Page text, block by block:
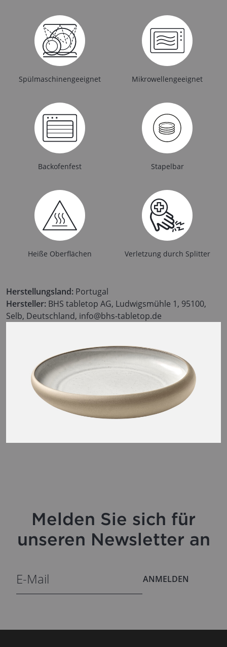
Spülmaschinengeeignet Mikrowellengeeignet
Backofenfest Stapelbar
Heiße Oberflächen Verletzung durch Splitter
Herstellungsland: Portugal
Hersteller: BHS tabletop AG, Ludwigsmühle 1, 95100,
Selb, Deutschland, info@bhs-tabletop.de
Melden Sie sich für
unseren Newsletter an
ANMELDEN